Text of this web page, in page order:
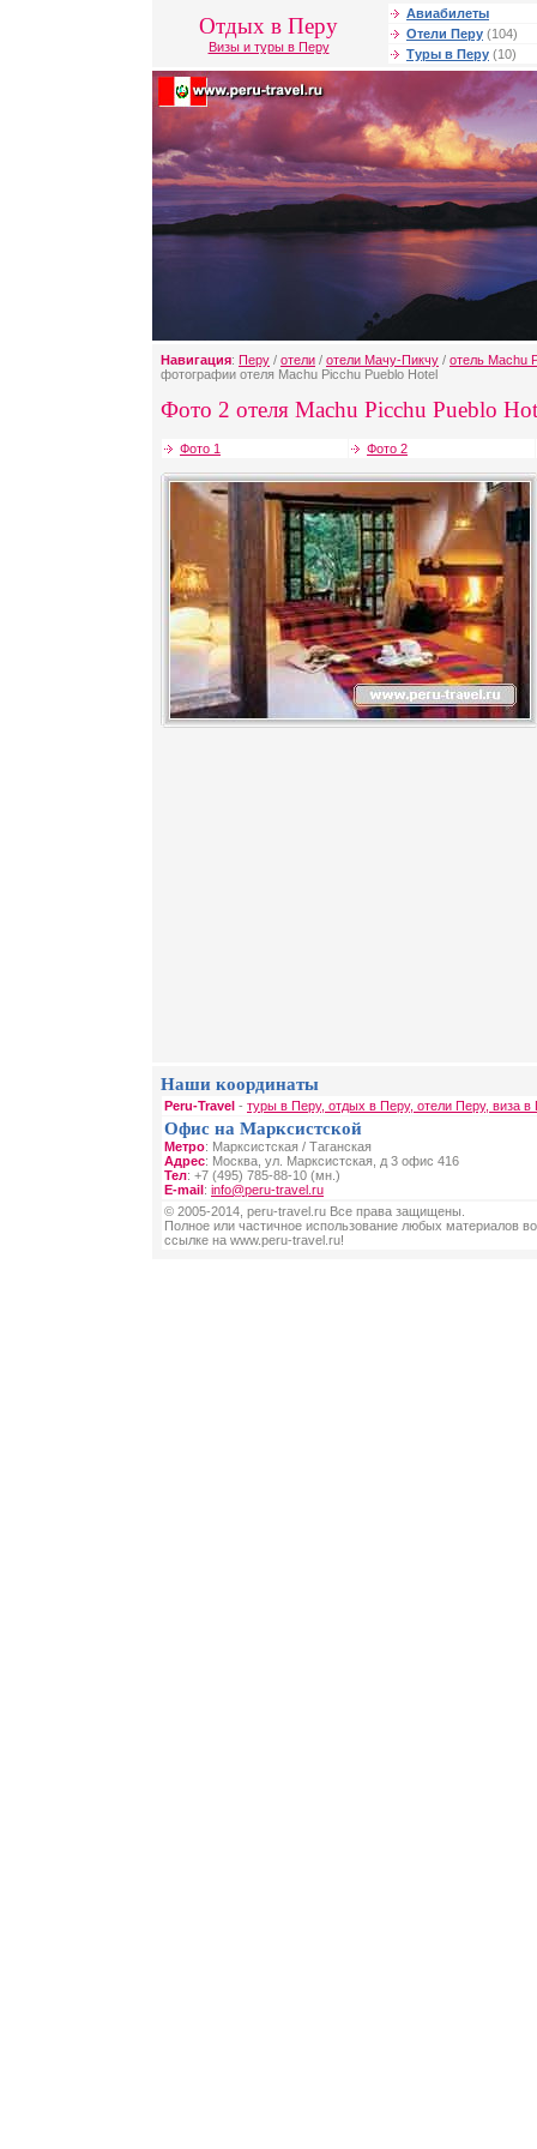
Отдых в Перу
Визы и туры в Перу
Авиабилеты
Отели Перу (104)
Туры в Перу (10)
Навигация: Перу / отели / отели Мачу-Пикчу / отель Machu
фотографии отеля Machu Picchu Pueblo Hotel
Фото 2 отеля Machu Picchu Pueblo
Фото 1 Фото 2
Наши координаты
Peru-Travel - туры в Перу, отдых в Перу, отели Перу, виза в
Офис на Марксистской
Метро: Марксистская / Таганская
Адрес: Москва, ул. Марксистская, д 3 офис 416
Тел: +7 (495) 785-88-10 (мн.)
E-mail: info@peru-travel.ru
© 2005-2014, peru-travel.ru Все права защищены.
Полное или частичное использование любых материалов
ссылке на www.peru-travel.ru!